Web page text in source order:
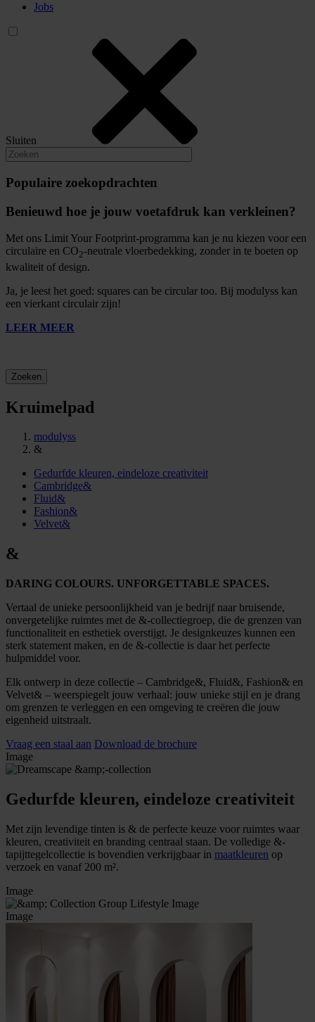
Jobs
Sluiten
Populaire zoekopdrachten
Benieuwd hoe je jouw voetafdruk kan verkleinen?
Met ons Limit Your Footprint-programma kan je nu kiezen voor een
circulaire en CO2-neutrale vloerbedekking, zonder in te boeten op
kwaliteit of design.
Ja, je leest het goed: squares can be circular too. Bij modulyss kan
een vierkant circulair zijn!
LEER MEER
Zoeken
Kruimelpad
modulyss
&
Gedurfde kleuren, eindeloze creativiteit
Cambridge&
Fluid&
Fashion&
Velvet&
&
DARING COLOURS. UNFORGETTABLE SPACES.
Vertaal de unieke persoonlijkheid van je bedrijf naar bruisende,
onvergetelijke ruimtes met de &-collectiegroep, die de grenzen van
functionaliteit en esthetiek overstijgt. Je designkeuzes kunnen een
sterk statement maken, en de &-collectie is daar het perfecte
hulpmiddel voor.
Elk ontwerp in deze collectie – Cambridge&, Fluid&, Fashion& en
Velvet& – weerspiegelt jouw verhaal: jouw unieke stijl en je drang
om grenzen te verleggen en een omgeving te creëren die jouw
eigenheid uitstraalt.
Vraag een staal aan Download de brochure
Image
Gedurfde kleuren, eindeloze creativiteit
Met zijn levendige tinten is & de perfecte keuze voor ruimtes waar
kleuren, creativiteit en branding centraal staan. De volledige &-
tapijttegelcollectie is bovendien verkrijgbaar in maatkleuren op
verzoek en vanaf 200 m².
Image
Image